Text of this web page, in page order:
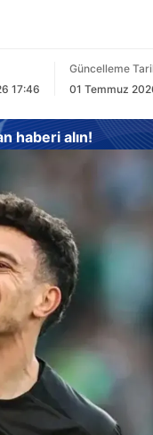
17:46
Güncelleme
01 Temmuz
haberi alın!